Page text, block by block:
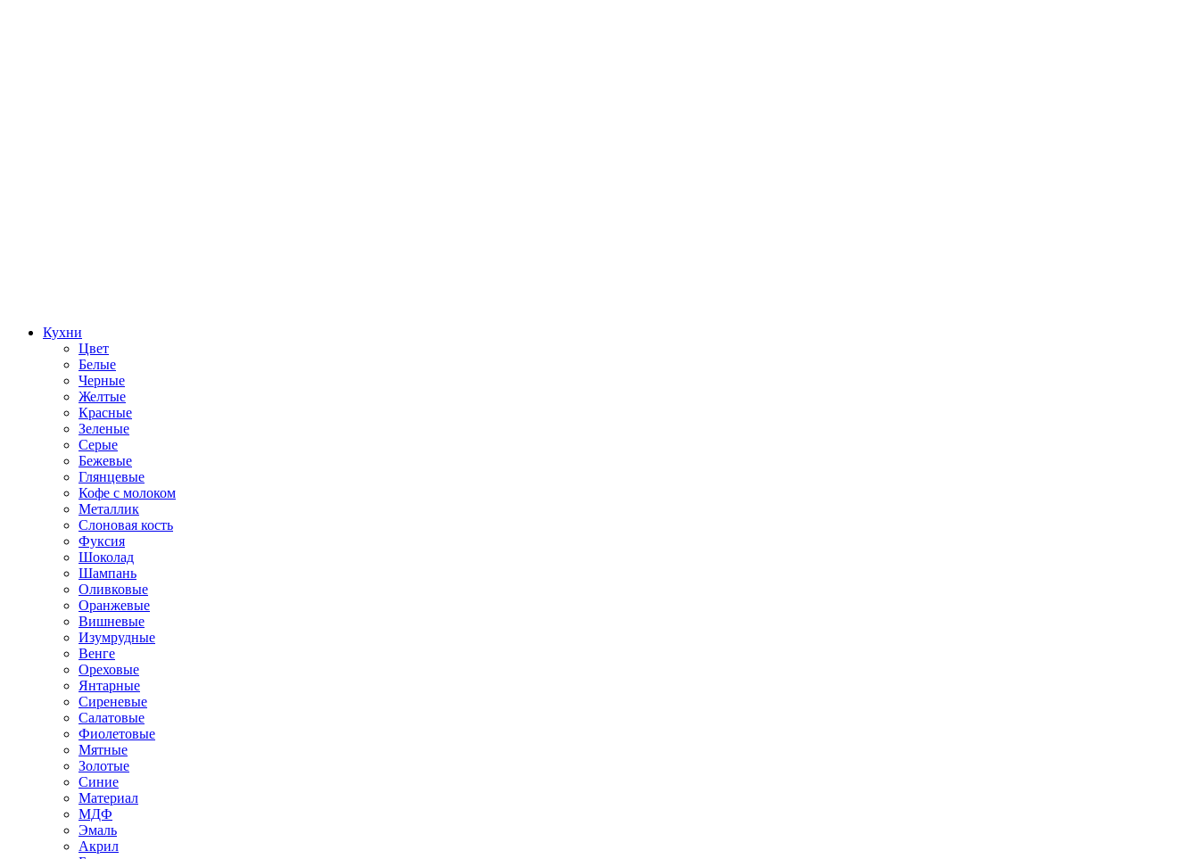
Кухни
Цвет
Белые
Черные
Желтые
Красные
Зеленые
Серые
Бежевые
Глянцевые
Кофе с молоком
Металлик
Слоновая кость
Фуксия
Шоколад
Шампань
Оливковые
Оранжевые
Вишневые
Изумрудные
Венге
Ореховые
Янтарные
Сиреневые
Салатовые
Фиолетовые
Мятные
Золотые
Синие
Материал
МДФ
Эмаль
Акрил